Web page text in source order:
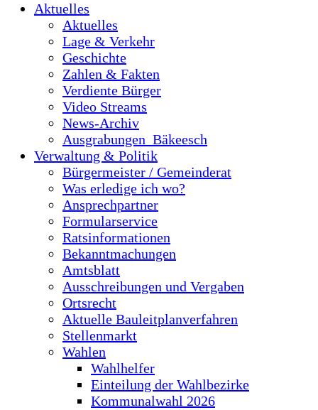
Aktuelles
Aktuelles
Lage & Verkehr
Geschichte
Zahlen & Fakten
Verdiente Bürger
Video Streams
News-Archiv
Ausgrabungen_Bäkeesch
Verwaltung & Politik
Bürgermeister / Gemeinderat
Was erledige ich wo?
Ansprechpartner
Formularservice
Ratsinformationen
Bekanntmachungen
Amtsblatt
Ausschreibungen und Vergaben
Ortsrecht
Aktuelle Bauleitplanverfahren
Stellenmarkt
Wahlen
Wahlhelfer
Einteilung der Wahlbezirke
Kommunalwahl 2026